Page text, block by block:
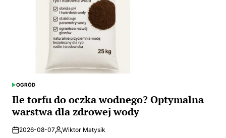
POSTED
IN
OGRÓD
Ile torfu do oczka wodnego? Optymalna
warstwa dla zdrowej wody
2026-08-07Posted
Wiktor Matysik